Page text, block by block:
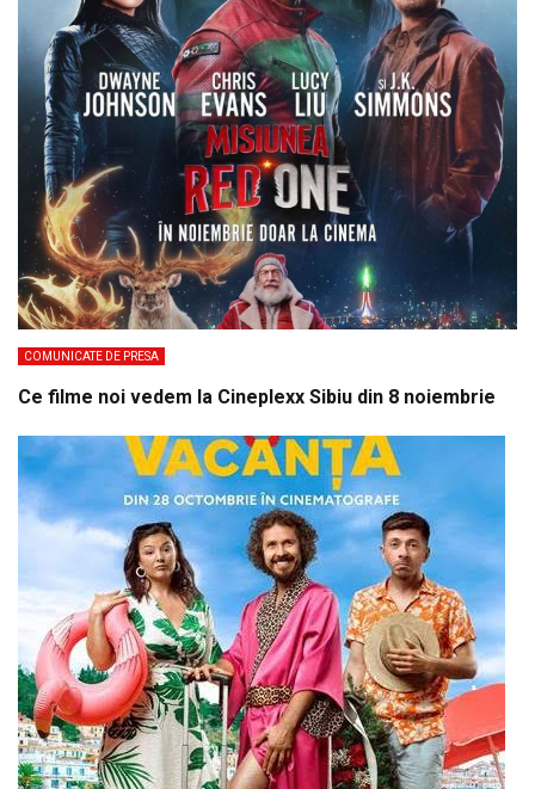
COMUNICATE DE PRESA
Ce filme noi vedem la Cineplexx Sibiu din 8 noiembrie